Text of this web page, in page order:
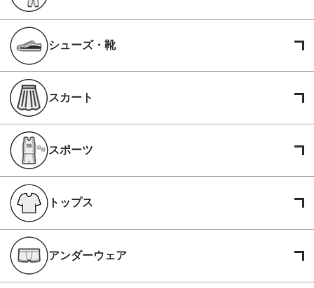
シューズ・靴
スカート
スポーツ
トップス
アンダーウェア